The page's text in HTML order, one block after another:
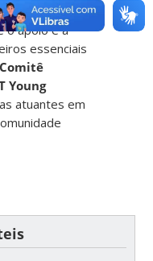
o apoio e a
essenciais
Comitê
Young
atuantes em